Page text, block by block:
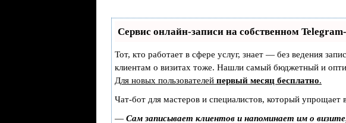
Сервис онлайн-записи на собственном
Тот, кто работает в сфере услуг, знает — без ведения
клиентам о визитах тоже. Нашли самый бюджетный и
Для новых пользователей первый месяц бесплатно.
Чат-бот для мастеров и специалистов, который упрощает
— Сам записывает клиентов и напоминает им о